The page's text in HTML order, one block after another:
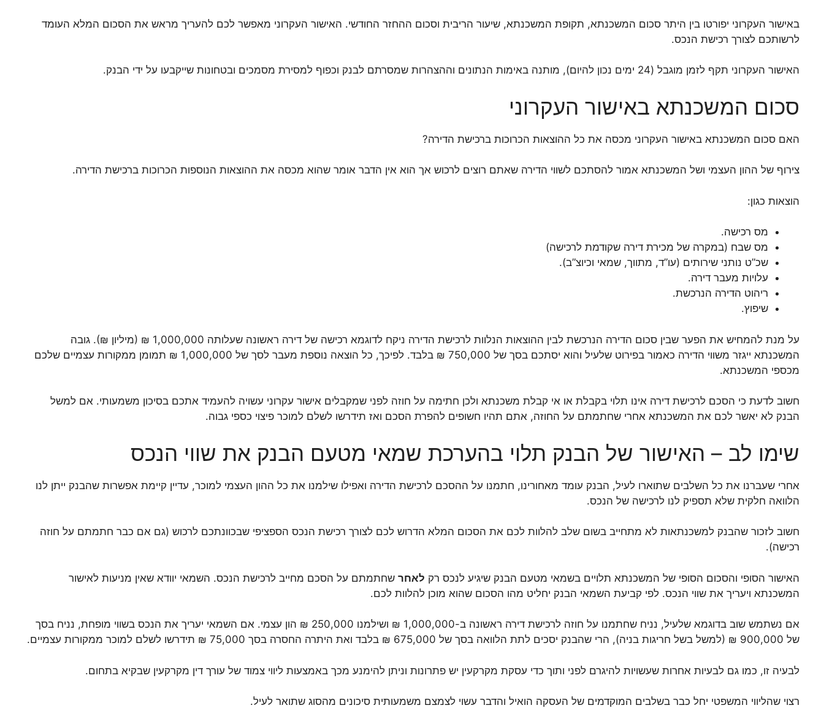
באישור העקרוני יפורטו בין היתר סכום המשכנתא, תקופת המשכנתא, שיעור הריבית וסכום ההחזר החודשי. האישור העקרוני מאפשר לכם להעריך מראש את הסכום המלא העומד
לרשותכם לצורך רכישת הנכס.
האישור העקרוני תקף לזמן מוגבל (24 ימים נכון להיום), מותנה באימות הנתונים וההצהרות שמסרתם לבנק וכפוף למסירת מסמכים ובטחונות שייקבעו על ידי הבנק.
סכום המשכנתא באישור העקרוני
האם סכום המשכנתא באישור העקרוני מכסה את כל ההוצאות הכרוכות ברכישת הדירה?
צירוף של ההון העצמי ושל המשכנתא אמור להסתכם לשווי הדירה שאתם רוצים לרכוש אך הוא אין הדבר אומר שהוא מכסה את ההוצאות הנוספות הכרוכות ברכישת הדירה.
הוצאות כגון:
מס רכישה.
מס שבח (במקרה של מכירת דירה שקודמת לרכישה)
שכ”ט נותני שירותים (עו”ד, מתווך, שמאי וכיוצ”ב).
עלויות מעבר דירה.
ריהוט הדירה הנרכשת.
שיפוץ.
על מנת להמחיש את הפער שבין סכום הדירה הנרכשת לבין ההוצאות הנלוות לרכישת הדירה ניקח לדוגמא רכישה של דירה ראשונה שעלותה 1,000,000 ₪ (מיליון ₪). גובה
המשכנתא ייגזר משווי הדירה כאמור בפירוט שלעיל והוא יסתכם בסך של 750,000 ₪ בלבד. לפיכך, כל הוצאה נוספת מעבר לסך של 1,000,000 ₪ תמומן ממקורות עצמיים שלכם
מכספי המשכנתא.
חשוב לדעת כי הסכם לרכישת דירה אינו תלוי בקבלת או אי קבלת משכנתא ולכן חתימה על חוזה לפני שמקבלים אישור עקרוני עשויה להעמיד אתכם בסיכון משמעותי. אם למשל
הבנק לא יאשר לכם את המשכנתא אחרי שחתמתם על החוזה, אתם תהיו חשופים להפרת הסכם ואז תידרשו לשלם למוכר פיצוי כספי גבוה.
שימו לב – האישור של הבנק תלוי בהערכת שמאי מטעם הבנק את שווי הנכס
אחרי שעברנו את כל השלבים שתוארו לעיל, הבנק עומד מאחורינו, חתמנו על ההסכם לרכישת הדירה ואפילו שילמנו את כל ההון העצמי למוכר, עדיין קיימת אפשרות שהבנק ייתן לנו
הלוואה חלקית שלא תספיק לנו לרכישה של הנכס.
חשוב לזכור שהבנק למשכנתאות לא מתחייב בשום שלב להלוות לכם את הסכום המלא הדרוש לכם לצורך רכישת הנכס הספציפי שבכוונתכם לרכוש (גם אם כבר חתמתם על חוזה
רכישה).
האישור הסופי והסכום הסופי של המשכנתא תלויים בשמאי מטעם הבנק שיגיע לנכס רק לאחר שחתמתם על הסכם מחייב לרכישת הנכס. השמאי יוודא שאין מניעות לאישור
המשכנתא ויעריך את שווי הנכס. לפי קביעת השמאי הבנק יחליט מהו הסכום שהוא מוכן להלוות לכם.
אם נשתמש שוב בדוגמא שלעיל, נניח שחתמנו על חוזה לרכישת דירה ראשונה ב-1,000,000 ₪ ושילמנו 250,000 ₪ הון עצמי. אם השמאי יעריך את הנכס בשווי מופחת, נניח בסך
של 900,000 ₪ (למשל בשל חריגות בניה), הרי שהבנק יסכים לתת הלוואה בסך של 675,000 ₪ בלבד ואת היתרה החסרה בסך 75,000 ₪ תידרשו לשלם למוכר ממקורות עצמיים.
לבעיה זו, כמו גם לבעיות אחרות שעשויות להיגרם לפני ותוך כדי עסקת מקרקעין יש פתרונות וניתן להימנע מכך באמצעות ליווי צמוד של עורך דין מקרקעין שבקיא בתחום.
רצוי שהליווי המשפטי יחל כבר בשלבים המוקדמים של העסקה הואיל והדבר עשוי לצמצם משמעותית סיכונים מהסוג שתואר לעיל.